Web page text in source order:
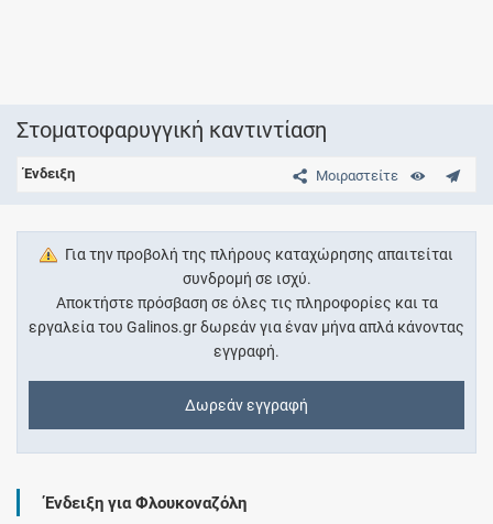
Στοματοφαρυγγική καντιντίαση
Μοιραστείτε
Ένδειξη
Για την προβολή της πλήρους καταχώρησης απαιτείται
συνδρομή σε ισχύ.
Αποκτήστε πρόσβαση σε όλες τις πληροφορίες και τα
εργαλεία του Galinos.gr δωρεάν για έναν μήνα απλά κάνοντας
εγγραφή.
Δωρεάν εγγραφή
Ένδειξη για Φλουκοναζόλη